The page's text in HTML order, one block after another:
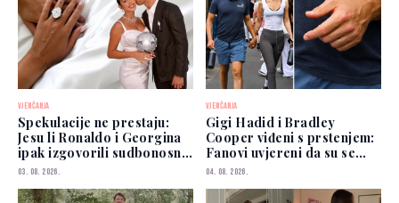
VJENČANJA
Spekulacije ne prestaju:
Jesu li Ronaldo i Georgina
ipak izgovorili sudbonosno
"da"?
03. 08. 2026.
VJENČANJA
Gigi Hadid i Bradley
Cooper viđeni s prstenjem:
Fanovi uvjereni da su se
vjenčali
04. 08. 2026.